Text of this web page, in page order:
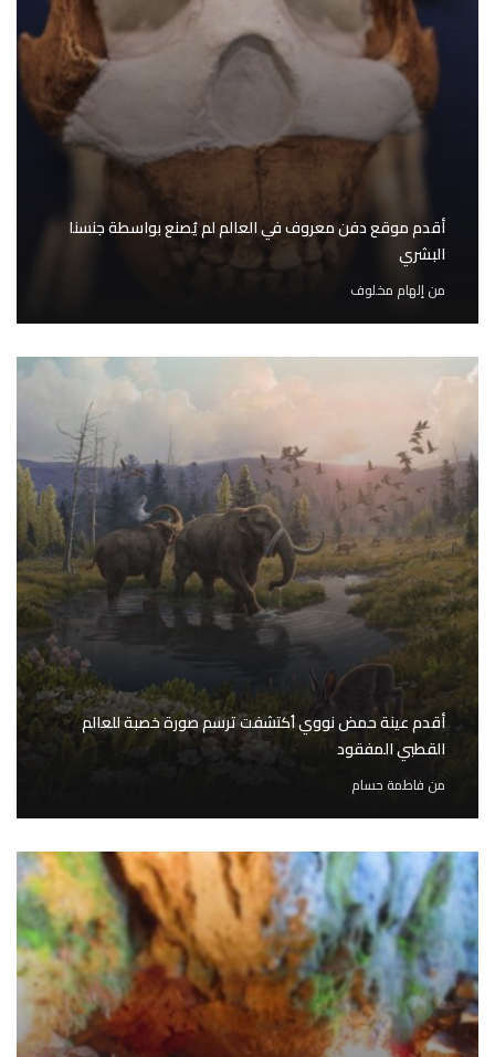
أقدم موقع دفن معروف في العالم لم يُصنع بواسطة جنسنا
البشري
منإلهام مخلوف
أقدم عينة حمض نووي اُكتشفت ترسم صورة خصبة للعالم
القطبي المفقود
من فاطمة حسام